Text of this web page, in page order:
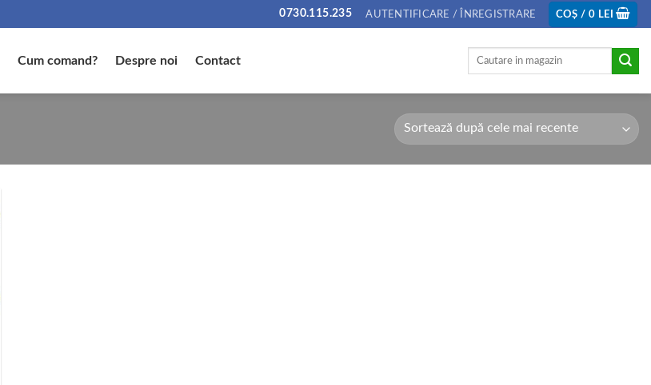
0730.115.235 AUTENTIFICARE / ÎNREGISTRARE COȘ /0 LEI
Cum comand? Despre noi Contact
Caută